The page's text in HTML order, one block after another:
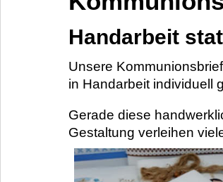
Handarbeit
Unsere
in Handarbeit individuell
Gerade diese
Gestaltung verleihen